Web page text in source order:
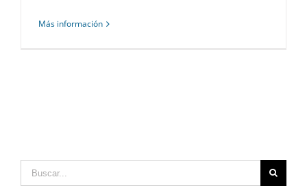
Más información